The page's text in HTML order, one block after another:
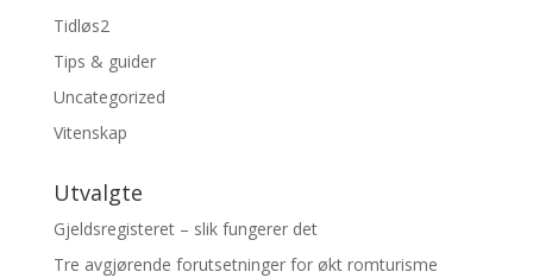
Tidløs2
Tips & guider
Uncategorized
Vitenskap
Utvalgte
Gjeldsregisteret – slik fungerer det
Tre avgjørende forutsetninger for økt romturisme